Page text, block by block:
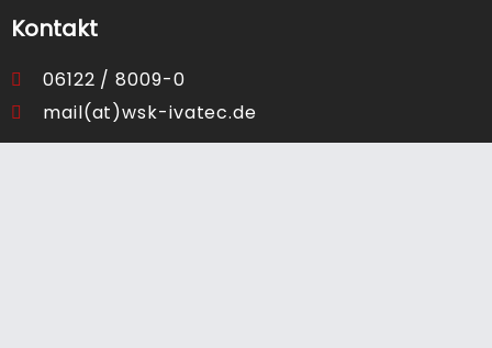
Kontakt
06122 / 8009-0
mail(at)wsk-ivatec.de